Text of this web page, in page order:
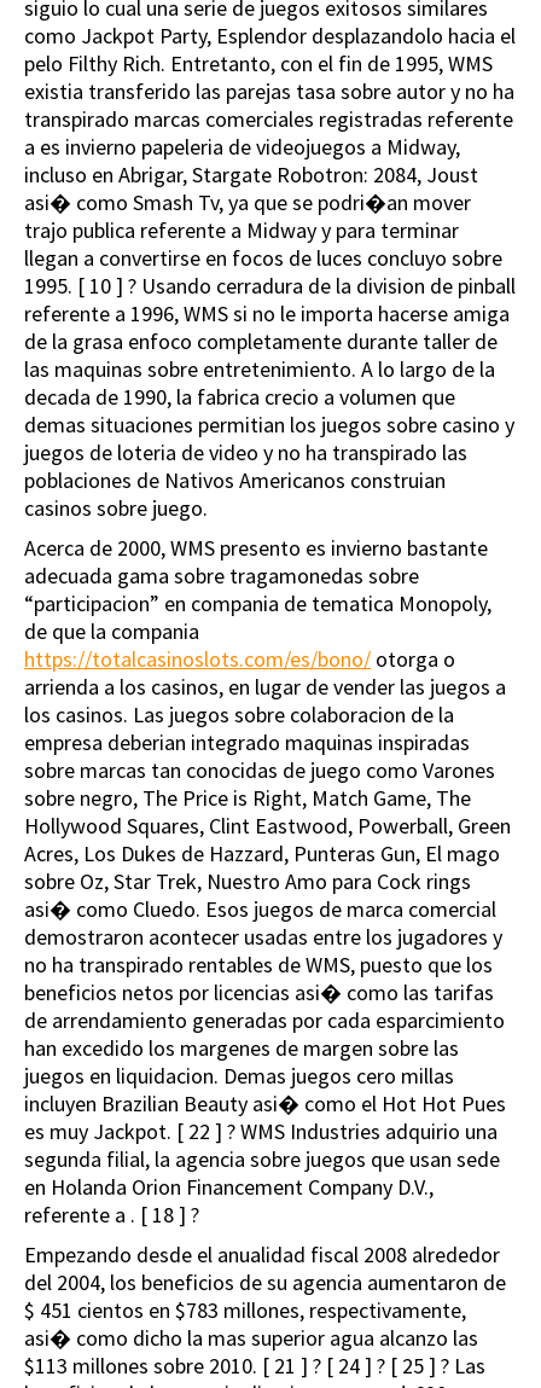
siguio lo cual una serie de juegos exitosos similares
como Jackpot Party, Esplendor desplazandolo hacia el
pelo Filthy Rich. Entretanto, con el fin de 1995, WMS
existia transferido las parejas tasa sobre autor y no ha
transpirado marcas comerciales registradas referente
a es invierno papeleria de videojuegos a Midway,
incluso en Abrigar, Stargate Robotron: 2084, Joust
asi� como Smash Tv, ya que se podri�an mover
trajo publica referente a Midway y para terminar
llegan a convertirse en focos de luces concluyo sobre
1995. [ 10 ] ? Usando cerradura de la division de pinball
referente a 1996, WMS si no le importa hacerse amiga
de la grasa enfoco completamente durante taller de
las maquinas sobre entretenimiento. A lo largo de la
decada de 1990, la fabrica crecio a volumen que
demas situaciones permitian los juegos sobre casino y
juegos de loteria de video y no ha transpirado las
poblaciones de Nativos Americanos construian
casinos sobre juego.
Acerca de 2000, WMS presento es invierno bastante
adecuada gama sobre tragamonedas sobre
“participacion” en compania de tematica Monopoly,
de que la compania
https://totalcasinoslots.com/es/bono/ otorga o
arrienda a los casinos, en lugar de vender las juegos a
los casinos. Las juegos sobre colaboracion de la
empresa deberian integrado maquinas inspiradas
sobre marcas tan conocidas de juego como Varones
sobre negro, The Price is Right, Match Game, The
Hollywood Squares, Clint Eastwood, Powerball, Green
Acres, Los Dukes de Hazzard, Punteras Gun, El mago
sobre Oz, Star Trek, Nuestro Amo para Cock rings
asi� como Cluedo. Esos juegos de marca comercial
demostraron acontecer usadas entre los jugadores y
no ha transpirado rentables de WMS, puesto que los
beneficios netos por licencias asi� como las tarifas
de arrendamiento generadas por cada esparcimiento
han excedido los margenes de margen sobre las
juegos en liquidacion. Demas juegos cero millas
incluyen Brazilian Beauty asi� como el Hot Hot Pues
es muy Jackpot. [ 22 ] ? WMS Industries adquirio una
segunda filial, la agencia sobre juegos que usan sede
en Holanda Orion Financement Company D.V.,
referente a . [ 18 ] ?
Empezando desde el anualidad fiscal 2008 alrededor
del 2004, los beneficios de su agencia aumentaron de
$ 451 cientos en $783 millones, respectivamente,
asi� como dicho la mas superior agua alcanzo las
$113 millones sobre 2010. [ 21 ] ? [ 24 ] ? [ 25 ] ? Las